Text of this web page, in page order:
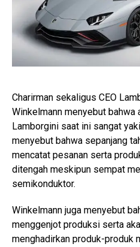
Charirman sekaligus CEO
Winkelmann menyebut bahwa
Lamborgini saat ini sangat
menyebut bahwa sepanjang
mencatat pesanan serta
ditengah meskipun sempat
semikonduktor.
Winkelmann juga menyebut
menggenjot produksi serta
menghadirkan produk-produk